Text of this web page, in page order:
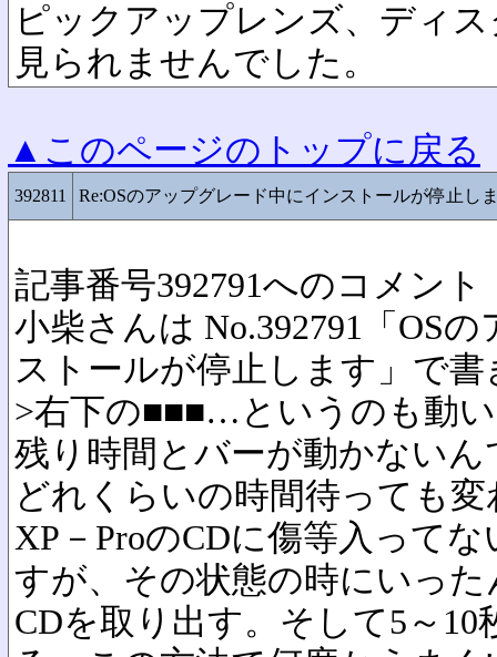
ピックアップレンズ、ディ
見られませんでした。
▲このページのトップに戻る
392811 Re:OSのアップグレード中にインストールが停止し
記事番号392791へのコメント
小柴さんは No.392791「OS
ストールが停止します」で
>右下の■■■…というのも動
残り時間とバーが動かないん
どれくらいの時間待っても
XP－ProのCDに傷等入って
すが、その状態の時にいった
CDを取り出す。そして5～